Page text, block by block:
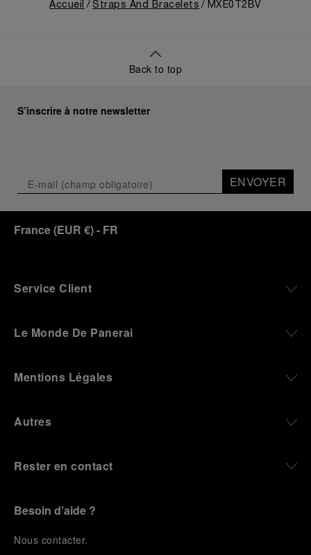
Accueil Straps And Bracelets MXE0T2BV
Back to top
S’inscrire à notre newsletter
ENVOYER
France(EUR €)- FR
Service Client
Le Monde De Panerai
Mentions Légales
Autres
Rester en contact
Besoin d’aide ?
Nous contacter.